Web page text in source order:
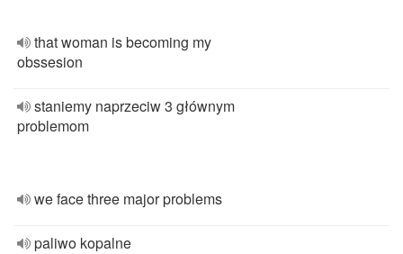
that woman is becoming my
obssesion
staniemy naprzeciw 3 głównym
problemom
we face three major problems
paliwo kopalne